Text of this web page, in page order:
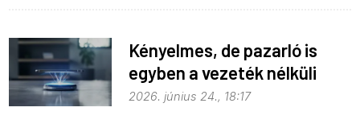
Kényelmes, de pazarló is
egyben a vezeték nélküli
töltés
2026. június 24., 18:17